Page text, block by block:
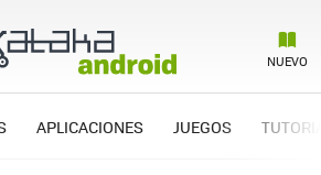
NUEVO
APLICACIONES JUEGOS